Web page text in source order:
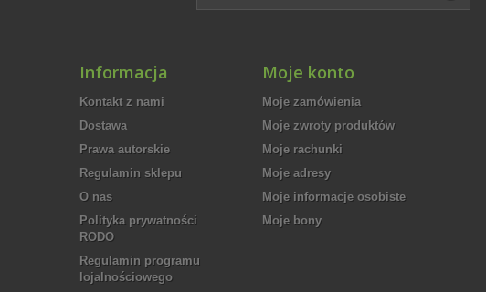
Informacja
Kontakt z nami
Dostawa
Prawa autorskie
Regulamin sklepu
O nas
Polityka prywatności
RODO
Regulamin programu
lojalnościowego
Moje konto
Moje zamówienia
Moje zwroty produktów
Moje rachunki
Moje adresy
Moje informacje osobiste
Moje bony